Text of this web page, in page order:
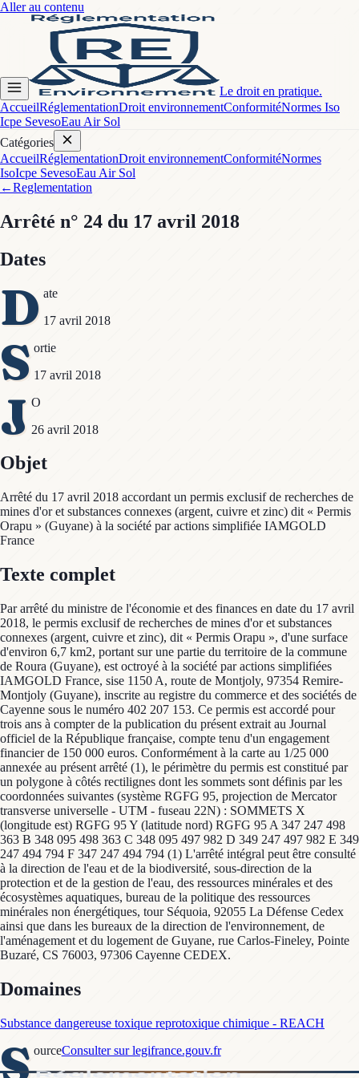
Aller au contenu
Le droit en pratique.
AccueilRéglementationDroit environnementConformitéNormes Iso
Icpe SevesoEau Air Sol
Catégories
AccueilRéglementationDroit environnementConformitéNormes
IsoIcpe SevesoEau Air Sol
←Reglementation
Arrêté n° 24 du 17 avril 2018
Dates
D ate
17 avril 2018
S ortie
17 avril 2018
J O
26 avril 2018
Objet
Arrêté du 17 avril 2018 accordant un permis exclusif de recherches de
mines d'or et substances connexes (argent, cuivre et zinc) dit « Permis
Orapu » (Guyane) à la société par actions simplifiée IAMGOLD
France
Texte complet
Par arrêté du ministre de l'économie et des finances en date du 17 avril
2018, le permis exclusif de recherches de mines d'or et substances
connexes (argent, cuivre et zinc), dit « Permis Orapu », d'une surface
d'environ 6,7 km2, portant sur une partie du territoire de la commune
de Roura (Guyane), est octroyé à la société par actions simplifiées
IAMGOLD France, sise 1150 A, route de Montjoly, 97354 Remire-
Montjoly (Guyane), inscrite au registre du commerce et des sociétés de
Cayenne sous le numéro 402 207 153. Ce permis est accordé pour
trois ans à compter de la publication du présent extrait au Journal
officiel de la République française, compte tenu d'un engagement
financier de 150 000 euros. Conformément à la carte au 1/25 000
annexée au présent arrêté (1), le périmètre du permis est constitué par
un polygone à côtés rectilignes dont les sommets sont définis par les
coordonnées suivantes (système RGFG 95, projection de Mercator
transverse universelle - UTM - fuseau 22N) : SOMMETS X
(longitude est) RGFG 95 Y (latitude nord) RGFG 95 A 347 247 498
363 B 348 095 498 363 C 348 095 497 982 D 349 247 497 982 E 349
247 494 794 F 347 247 494 794 (1) L'arrêté intégral peut être consulté
à la direction de l'eau et de la biodiversité, sous-direction de la
protection et de la gestion de l'eau, des ressources minérales et des
écosystèmes aquatiques, bureau de la politique des ressources
minérales non énergétiques, tour Séquoia, 92055 La Défense Cedex
ainsi que dans les bureaux de la direction de l'environnement, de
l'aménagement et du logement de Guyane, rue Carlos-Fineley, Pointe
Buzaré, CS 76003, 97306 Cayenne CEDEX.
Domaines
Substance dangereuse toxique reprotoxique chimique - REACH
S ourceConsulter sur legifrance.gouv.fr